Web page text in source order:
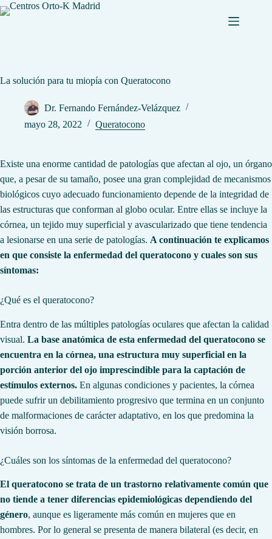
Saltar
La solución para tu miopía con Queratocono
Dr. Fernando Fernández-Velázquez
mayo 28, 2022
Queratocono
Existe una enorme cantidad de patologías que afectan al ojo, un órgano
que, a pesar de su tamaño, posee una gran complejidad de mecanismos
biológicos cuyo adecuado funcionamiento depende de la integridad de
las estructuras que conforman al globo ocular. Entre ellas se incluye la
córnea, un tejido muy superficial y avascularizado que tiene tendencia
a lesionarse en una serie de patologías. A continuación te explicamos
en que consiste la enfermedad del queratocono y cuales son sus
síntomas:
¿Qué es el queratocono?
Entra dentro de las múltiples patologías oculares que afectan la calidad
visual. La base anatómica de esta enfermedad del queratocono se
encuentra en la córnea, una estructura muy superficial en la
porción anterior del ojo imprescindible para la captación de
estímulos externos. En algunas condiciones y pacientes, la córnea
puede sufrir un debilitamiento progresivo que termina en un conjunto
de malformaciones de carácter adaptativo, en los que predomina la
visión borrosa.
¿Cuáles son los síntomas de la enfermedad del queratocono?
El queratocono se trata de un trastorno relativamente común que
no tiende a tener diferencias epidemiológicas dependiendo del
género, aunque es ligeramente más común en mujeres que en
hombres. Por lo general se presenta de manera bilateral (es decir, en